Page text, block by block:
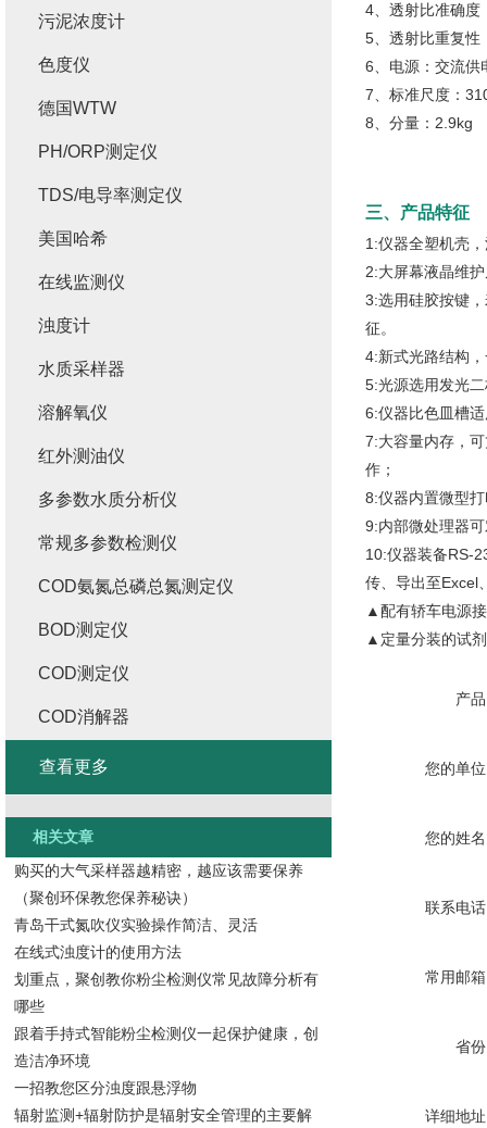
4、透射比准确度
5、透射比重复性
6、电源：交流供
7、标准尺度：
8、分量：2.9kg
三、产品特征
1:仪器全塑机壳
2:大屏幕液晶维
3:选用硅胶按键
征。
4:新式光路结构
5:光源选用发光
6:仪器比色皿槽
7:大容量内存，
作；
8:仪器内置微型
9:内部微处理器
10:仪器装备RS-
传、导出至Excel
▲配有轿车电源
▲定量分装的试
产
您的单
您的姓
联系电
常用邮
省
详细地
污泥浓度计
色度仪
德国WTW
PH/ORP测定仪
TDS/电导率测定仪
美国哈希
在线监测仪
浊度计
水质采样器
溶解氧仪
红外测油仪
多参数水质分析仪
常规多参数检测仪
COD氨氮总磷总氮测定仪
BOD测定仪
COD测定仪
COD消解器
查看更多
相关文章
购买的大气采样器越精密，越应该需要保养
（聚创环保教您保养秘诀）
青岛干式氮吹仪实验操作简洁、灵活
在线式浊度计的使用方法
划重点，聚创教你粉尘检测仪常见故障分析有
哪些
跟着手持式智能粉尘检测仪一起保护健康，创
造洁净环境
一招教您区分浊度跟悬浮物
辐射监测+辐射防护是辐射安全管理的主要解